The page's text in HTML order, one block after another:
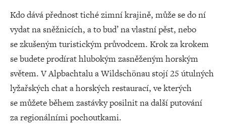
Kdo dává přednost tiché zimní krajině, může se do ní
vydat na sněžnicích, a to buď na vlastní pěst, nebo
se zkušeným turistickým průvodcem. Krok za krokem
se budete prodírat hlubokým zasněženým horským
světem. V Alpbachtalu a Wildschönau stojí 25 útulných
lyžařských chat a horských restaurací, ve kterých
se můžete během zastávky posilnit na další putování
za regionálními pochoutkami.